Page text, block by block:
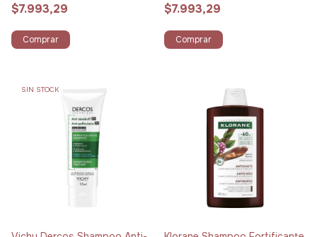
$7.993,29
Comprar
$7.993,29
Comprar
SIN STOCK